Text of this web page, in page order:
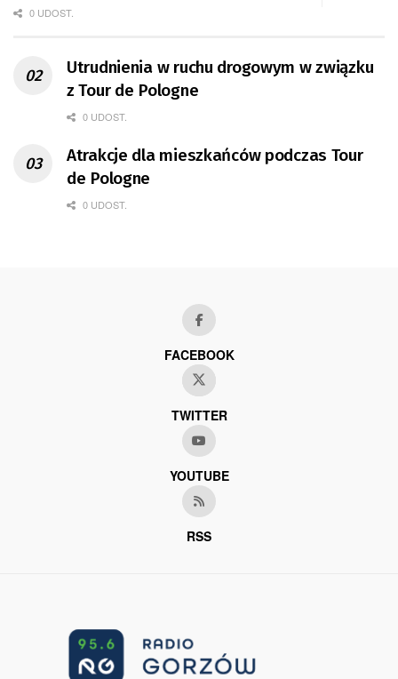
0 UDOST.
Utrudnienia w ruchu drogowym w związku
z Tour de Pologne
0 UDOST.
Atrakcje dla mieszkańców podczas Tour
de Pologne
0 UDOST.
FACEBOOK
TWITTER
YOUTUBE
RSS